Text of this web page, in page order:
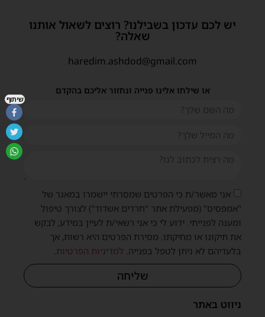
ניווט באתר
יש לכם עדכון בשבילנו? רוצים לשאול אותנו
שאלה?
haredim.ashdod@gmail.com
או שילחו אלינו פנייה ונחזור אליכם בהקדם
אני מאשר/ת כי הפרטים שמסרתי יישמרו במאגר של
"אמפסיס" (מפעילת אתר "חרדים אשדוד") לצורך טיפול
ומענה לפנייתי. ידוע לי כי אני רשאי/ת לעיין במידע, לבקש
את תיקונו או מחיקתו. מסירת הפרטים היא רשות, אך
בלעדיהם לא ניתן לטפל בפנייה. למדיניות הפרטיות.
שליחה
שיתוף